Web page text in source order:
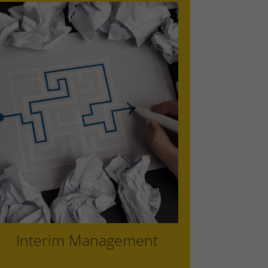
Interim Management
Werksleitung
Qualitäts- / QS Leitung
Task Force
Deeskalationsmanagement